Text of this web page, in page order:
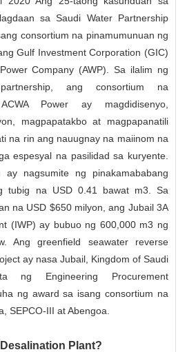
sa Saudi Water Partnership
consortium na pinamumunuan ng
Gulf Investment Corporation (GIC)
Company (AWP). Sa ilalim ng
ang consortium na
Power ay magdidisenyo,
magpapatakbo at magpapanatili
na rin ang nauugnay na maiinom na
espesyal na pasilidad sa kuryente.
ay nagsumite ng pinakamababang
tubig na USD 0.41 bawat m3. Sa
na USD $650 milyon, ang Jubail 3A
(IWP) ay bubuo ng 600,000 m3 ng
Ang greenfield seawater reverse
ay nasa Jubail, Kingdom of Saudi
ng Engineering Procurement
ng award sa isang consortium na
SEPCO-III at Abengoa.
Plant?